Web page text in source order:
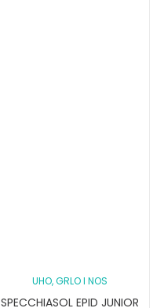
UHO, GRLO I NOS
SPECCHIASOL EPID JUNIOR